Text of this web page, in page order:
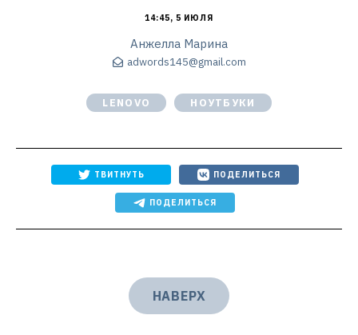
14:45, 5 ИЮЛЯ
Анжелла Марина
adwords145@gmail.com
LENOVO НОУТБУКИ
ТВИТНУТЬ ПОДЕЛИТЬСЯ
ПОДЕЛИТЬСЯ
НАВЕРХ